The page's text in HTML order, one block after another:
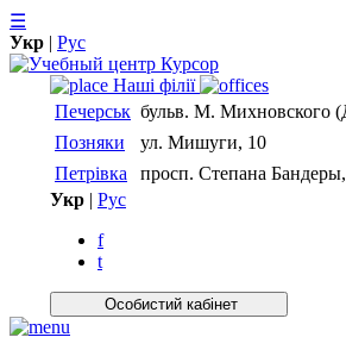
☰
Укр | Рус
Нашi фiлiї
Печерськ бульв. М. Михновского
Позняки
ул. Мишуги, 10
Петрівка
просп. Степана Бандеры,
Укр | Рус
f
t
Особистий кабiнет